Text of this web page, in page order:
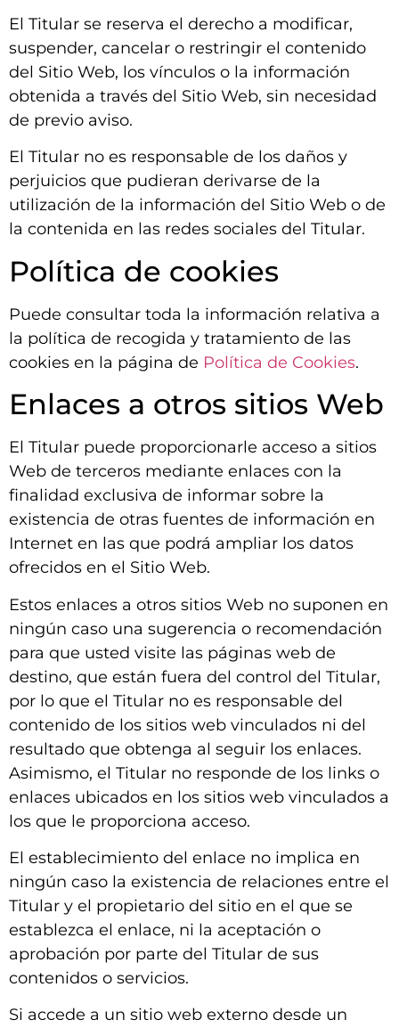
El Titular se reserva el derecho a modificar,
suspender, cancelar o restringir el contenido
del Sitio Web, los vínculos o la información
obtenida a través del Sitio Web, sin necesidad
de previo aviso.
El Titular no es responsable de los daños y
perjuicios que pudieran derivarse de la
utilización de la información del Sitio Web o de
la contenida en las redes sociales del Titular.
Política de cookies
Puede consultar toda la información relativa a
la política de recogida y tratamiento de las
cookies en la página de Política de Cookies.
Enlaces a otros sitios Web
El Titular puede proporcionarle acceso a sitios
Web de terceros mediante enlaces con la
finalidad exclusiva de informar sobre la
existencia de otras fuentes de información en
Internet en las que podrá ampliar los datos
ofrecidos en el Sitio Web.
Estos enlaces a otros sitios Web no suponen en
ningún caso una sugerencia o recomendación
para que usted visite las páginas web de
destino, que están fuera del control del Titular,
por lo que el Titular no es responsable del
contenido de los sitios web vinculados ni del
resultado que obtenga al seguir los enlaces.
Asimismo, el Titular no responde de los links o
enlaces ubicados en los sitios web vinculados a
los que le proporciona acceso.
El establecimiento del enlace no implica en
ningún caso la existencia de relaciones entre el
Titular y el propietario del sitio en el que se
establezca el enlace, ni la aceptación o
aprobación por parte del Titular de sus
contenidos o servicios.
Si accede a un sitio web externo desde un